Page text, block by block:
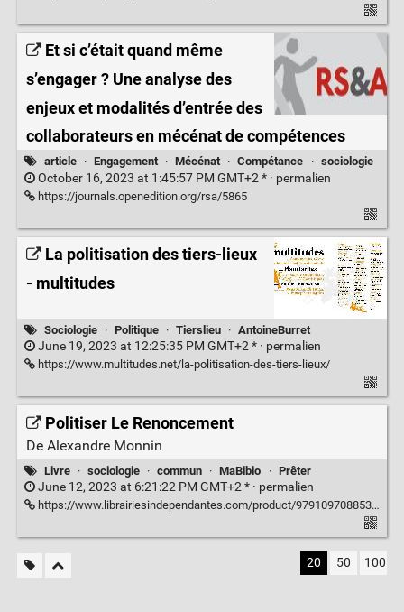
Et si c’était quand même
s’engager ? Une analyse des
enjeux et modalités d’entrée des
collaborateurs en mécénat de compétences
article · Engagement · Mécénat · Compétance · sociologie
October 16, 2023 at 1:45:57 PM GMT+2 * · permalien
https://journals.openedition.org/rsa/5865
La politisation des tiers-lieux
- multitudes
Sociologie · Politique · Tierslieu · AntoineBurret
June 19, 2023 at 12:25:35 PM GMT+2 * · permalien
https://www.multitudes.net/la-politisation-des-tiers-lieux/
Politiser Le Renoncement
De Alexandre Monnin
Livre · sociologie · commun · MaBibio · Prêter
June 12, 2023 at 6:21:22 PM GMT+2 * · permalien
https://www.librairiesindependantes.com/product/9791097088538/
20 50 100